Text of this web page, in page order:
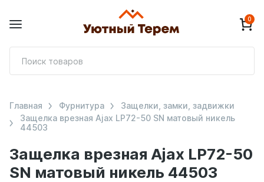
0
Защелка врезная Ajax LP72-50
SN матовый никель 44503
Главная Фурнитура
Защелки, замки, задвижки
Защелка врезная Ajax LP72-50 SN матовый никель
44503